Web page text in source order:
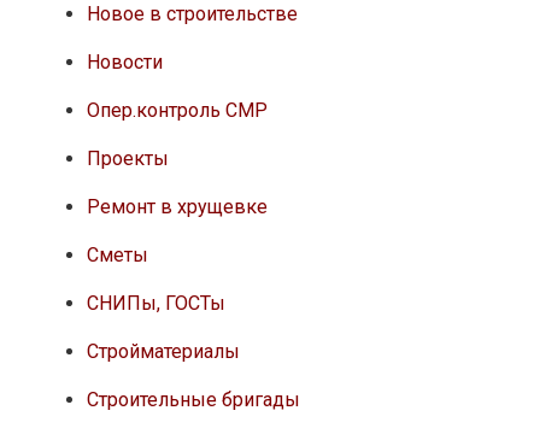
Новое в строительстве
Новости
Опер.контроль СМР
Проекты
Ремонт в хрущевке
Сметы
СНИПы, ГОСТы
Стройматериалы
Строительные бригады